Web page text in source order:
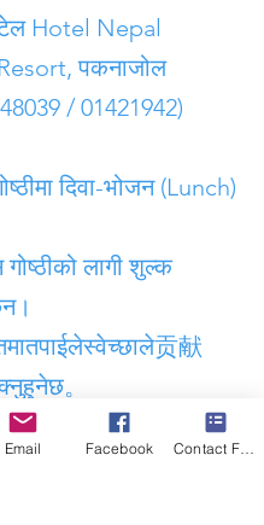
Hotel Nepal
पकनाजोल
/01421942)
दिवा-भोजन (Lunch)
लागी शुल्क
贡献
。
Email Facebook Contact Form